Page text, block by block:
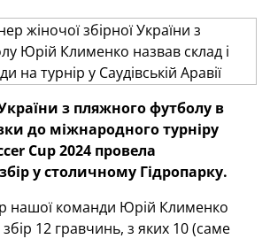
з пляжного футболу в
до міжнародного турніру
Cup2024 провела
у столичному Гідропарку.
нашої команди Юрій Клименко
12 гравчинь, з яких 10 (саме